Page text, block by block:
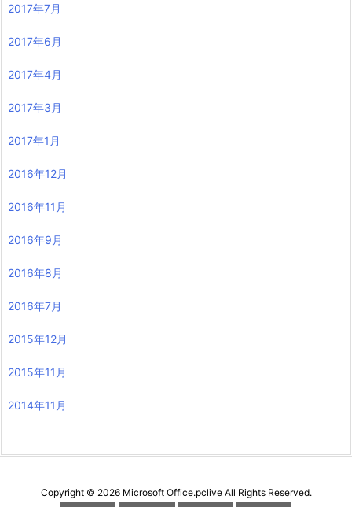
2017年7月
2017年6月
2017年4月
2017年3月
2017年1月
2016年12月
2016年11月
2016年9月
2016年8月
2016年7月
2015年12月
2015年11月
2014年11月
Copyright © 2026 Microsoft Office.pcliveAll Rights Reserved.